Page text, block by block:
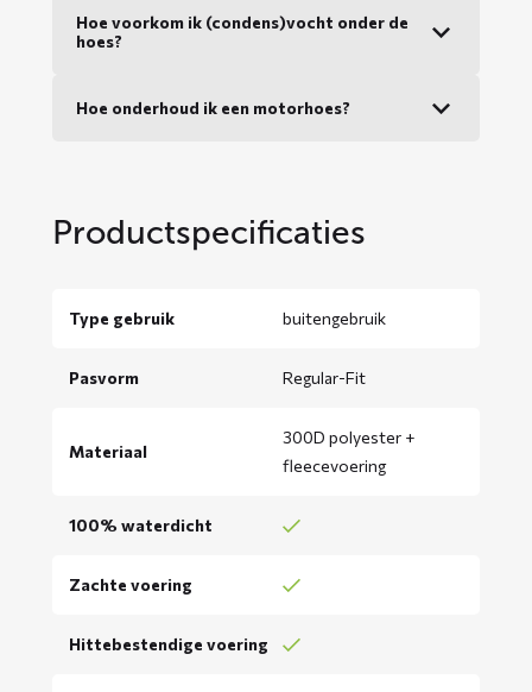
Hoe voorkom ik (condens)vocht onder de
hoes?
Hoe onderhoud ik een motorhoes?
Productspecificaties
Type gebruik buitengebruik
Pasvorm Regular-Fit
Materiaal
300D polyester +
fleecevoering
100% waterdicht
Zachte voering
Hittebestendige voering